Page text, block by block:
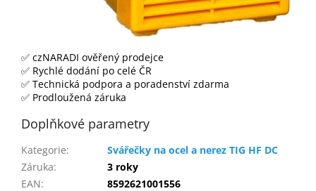
✅ czNARADI ověřený prodejce
✅ Rychlé dodání po celé ČR
✅ Technická podpora a poradenství zdarma
✅ Prodloužená záruka
Doplňkové parametry
Kategorie:
Svářečky na ocel a nerez TIG HF DC
Záruka:
3 roky
EAN:
8592621001556